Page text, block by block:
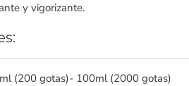
y vigorizante.
(200 gotas)- 100ml (2000 gotas)